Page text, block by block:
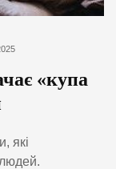
«купа
які